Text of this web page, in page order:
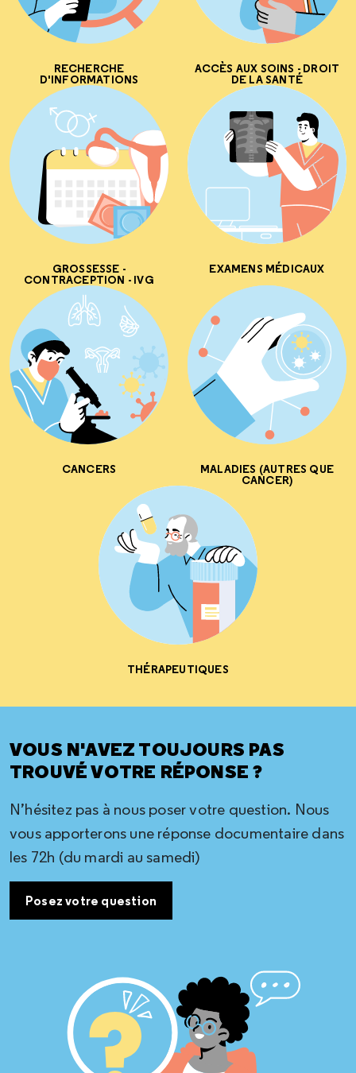
RECHERCHE
D'INFORMATIONS
ACCÈS AUX SOINS - DROIT
DE LA SANTÉ
GROSSESSE -
CONTRACEPTION - IVG
EXAMENS MÉDICAUX
CANCERS MALADIES (AUTRES QUE
CANCER)
THÉRAPEUTIQUES
VOUS N'AVEZ TOUJOURS PAS
TROUVÉ VOTRE RÉPONSE ?
N’hésitez pas à nous poser votre question. Nous
vous apporterons une réponse documentaire dans
les 72h (du mardi au samedi)
Posez votre question